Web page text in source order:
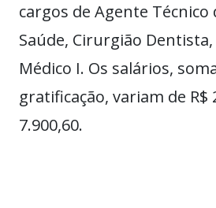
cargos de Agente Técnico
Saúde, Cirurgião
Médico I. Os salários,
gratificação, variam de R$
7.900,60.